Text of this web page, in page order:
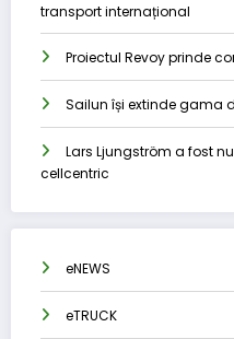
transport internațional
Proiectul Revoy prinde
Sailun își extinde gama
Lars Ljungström a fost
cellcentric
eNEWS
eTRUCK